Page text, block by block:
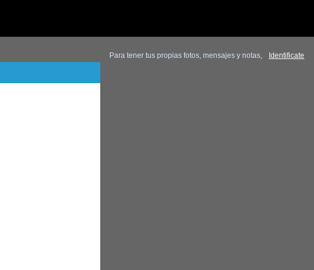
Para tener tus propias fotos, mensajes y notas,
Identificate